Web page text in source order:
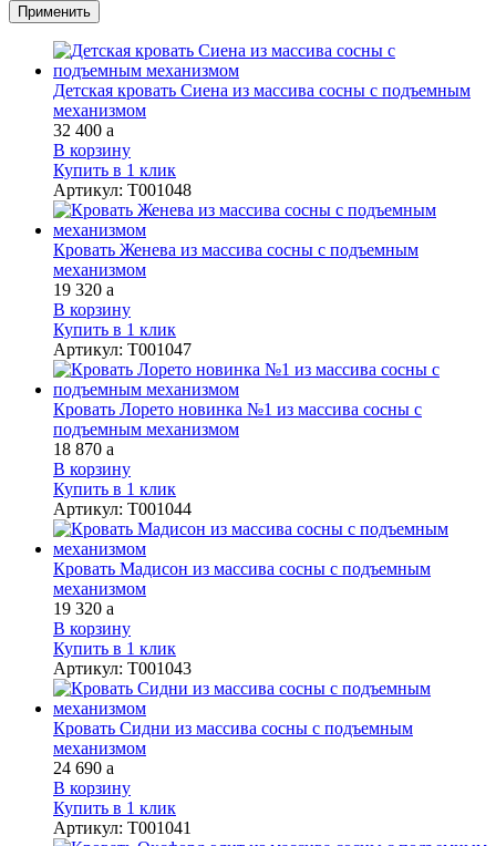
Детская кровать Сиена из массива сосны с подъемным
механизмом
32 400 a
В корзину
Купить в 1 клик
Артикул: Т001048
Кровать Женева из массива сосны с подъемным
механизмом
19 320 a
В корзину
Купить в 1 клик
Артикул: Т001047
Кровать Лорето новинка №1 из массива сосны с
подъемным механизмом
18 870 a
В корзину
Купить в 1 клик
Артикул: Т001044
Кровать Мадисон из массива сосны с подъемным
механизмом
19 320 a
В корзину
Купить в 1 клик
Артикул: Т001043
Кровать Сидни из массива сосны с подъемным
механизмом
24 690 a
В корзину
Купить в 1 клик
Артикул: Т001041